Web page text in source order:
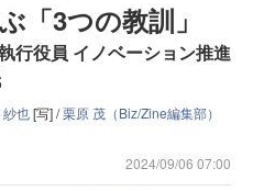
「3つの教訓」
行役員 イノベーション推進
紗也[写] /栗原 茂（Biz/Zine編集部）
2024/09/06 07:00